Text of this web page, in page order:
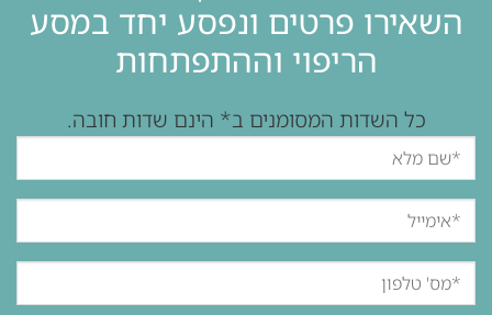
השאירו פרטים ונפסע יחד במסע
הריפוי וההתפתחות
כל השדות המסומנים ב* הינם שדות חובה.